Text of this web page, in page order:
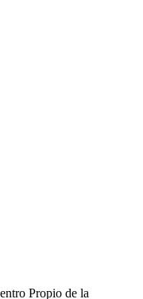
Propio de la